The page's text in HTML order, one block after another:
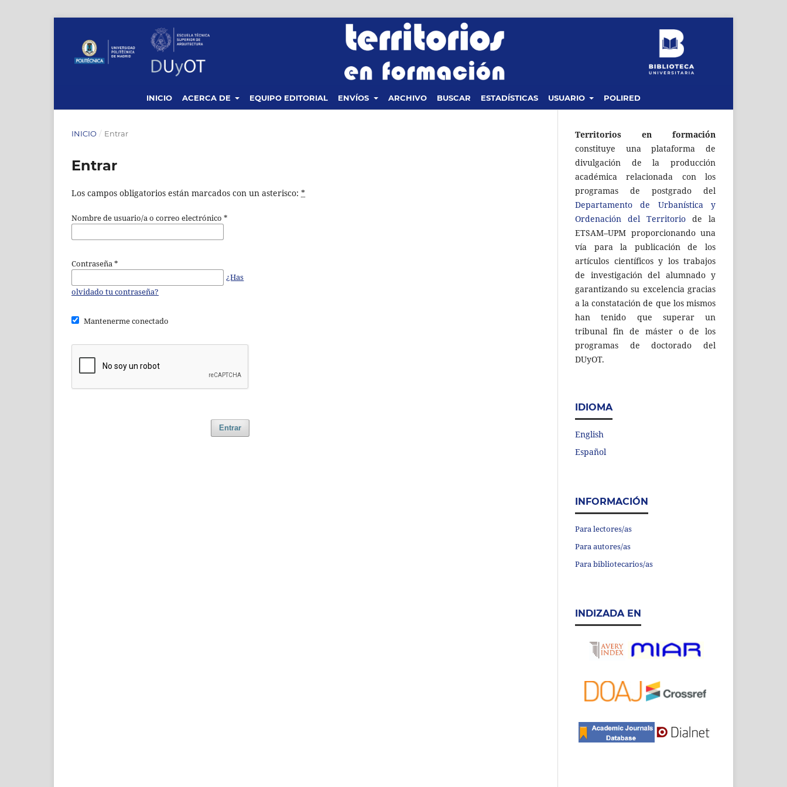
INICIO ACERCA DE EQUIPO EDITORIAL ENVÍOS ARCHIVO BUSCAR ESTADÍSTICAS USUARIO POLIRED
INICIO / Entrar
Entrar
Los campos obligatorios están marcados con un asterisco: *
Nombre de usuario/a o correo electrónico *
Contraseña*
¿Has
olvidado tu contraseña?
Mantenerme conectado
Entrar
Territorios en formación
constituye una plataforma de
divulgación de la producción
académica relacionada con los
programas de postgrado del
Departamento de Urbanística y
Ordenación del Territorio de la
ETSAM–UPM proporcionando una
vía para la publicación de los
artículos científicos y los trabajos
de investigación del alumnado y
garantizando su excelencia gracias
a la constatación de que los mismos
han tenido que superar un
tribunal fin de máster o de los
programas de doctorado del
DUyOT.
IDIOMA
English
Español
INFORMACIÓN
Para lectores/as
Para autores/as
Para bibliotecarios/as
INDIZADA EN